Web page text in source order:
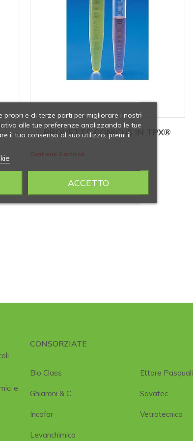
PROVETTE CONICHE IN TPX®
Contiene 2 articoli
e
CONSORZIATE
Bio Class
Ghiaroni & C
Incofar
Levanchimica
Ettore Pasquali
Savatec
Vetrotecnica
e di terze parti per migliorare i nostri
alle tue preferenze analizzando le tue
il tuo consenso al suo utilizzo, premi il
ACCETTO